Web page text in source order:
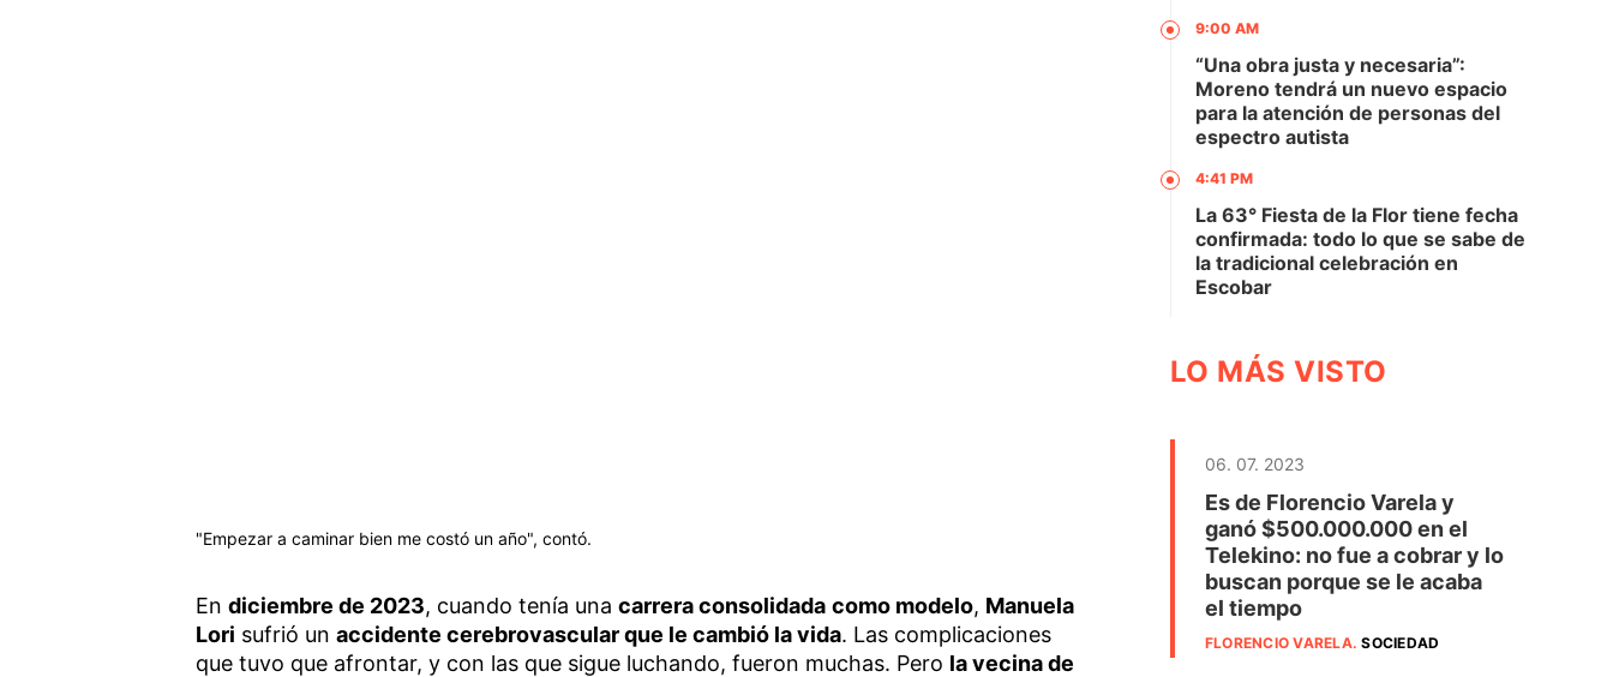
"Empezar a caminar bien me costó un año", contó.
En diciembre de 2023, cuando tenía una carrera consolidada como modelo, Manuela
Lori sufrió un accidente cerebrovascular que le cambió la vida. Las complicaciones
que tuvo que afrontar, y con las que sigue luchando, fueron muchas. Pero la vecina de
9:00 AM
“Una obra justa y necesaria”:
Moreno tendrá un nuevo espacio
para la atención de personas del
espectro autista
4:41 PM
La 63° Fiesta de la Flor tiene fecha
confirmada: todo lo que se sabe de
la tradicional celebración en
Escobar
LO MÁS VISTO
06. 07. 2023
Es de Florencio Varela y
ganó $500.000.000 en el
Telekino: no fue a cobrar y lo
buscan porque se le acaba
el tiempo
FLORENCIO VARELA.SOCIEDAD